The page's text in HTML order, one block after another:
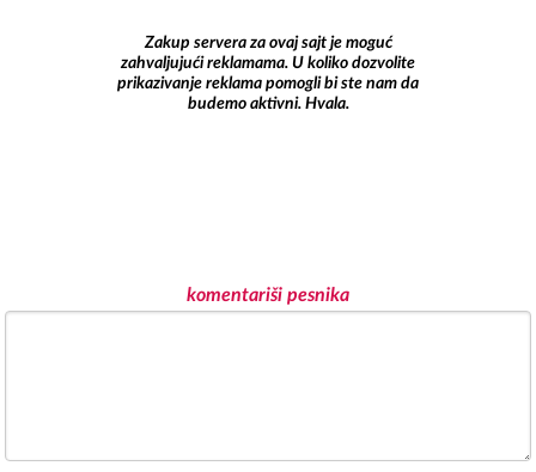
Zakup servera za ovaj sajt je moguć
zahvaljujući reklamama. U koliko dozvolite
prikazivanje reklama pomogli bi ste nam da
budemo aktivni. Hvala.
komentariši pesnika